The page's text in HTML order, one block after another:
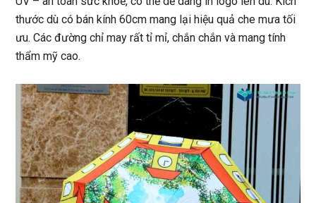
thước dù có bán kính 60cm mang lại hiệu quả che mưa tối
ưu. Các đường chỉ may rất tỉ mỉ, chắn chắn và mang tính
thẩm mỹ cao.